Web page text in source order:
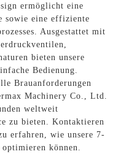
ermöglicht eine
sowie eine effiziente
Ausgestattet mit
bieten unsere
Bedienung.
Brauanforderungen
Machinery Co., Ltd.
weltweit
zu bieten. Kontaktieren
erfahren, wie unsere 7-
können.